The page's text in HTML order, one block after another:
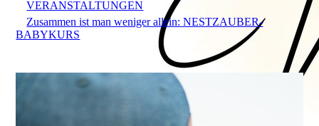
VERANSTALTUNGEN
Zusammen ist man weniger allein: NESTZAUBER-
BABYKURS